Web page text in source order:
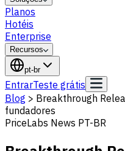
Planos
Hotéis
Enterprise
Recursos
pt-br
EntrarTeste grátis
Blog > Breakthrough
fundadores
PriceLabs News PT-BR